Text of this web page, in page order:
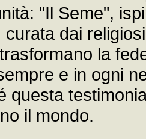
"Il Seme",
curata dai
la
e in ogni
questa
il mondo.